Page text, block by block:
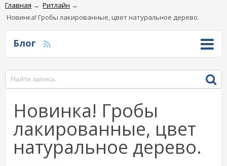
Главная → Ритлайн →
Новинка! Гробы лакированные, цвет натуральное дерево.
Блог
Новинка! Гробы
лакированные, цвет
натуральное дерево.